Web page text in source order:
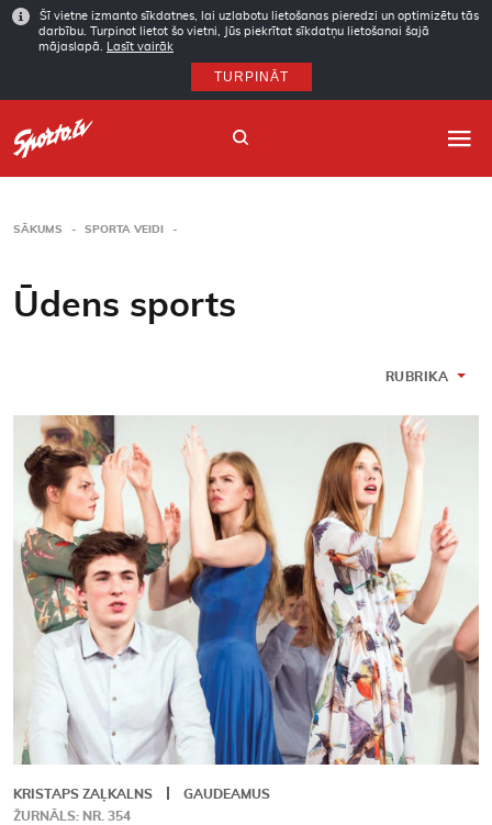
Šī vietne izmanto sīkdatnes, lai uzlabotu lietošanas pieredzi un optimizētu tās
darbību. Turpinot lietot šo vietni, Jūs piekrītat sīkdatņu lietošanai šajā
mājaslapā.
Lasīt vairāk
TURPINĀT
Sporta veidi
Abonēšana
Kontakti
SĀKUMS SPORTA VEIDI
Ūdens sports
RUBRIKA
KRISTAPS ZAĻKALNS
GAUDEAMUS
ŽURNĀLS: NR. 354